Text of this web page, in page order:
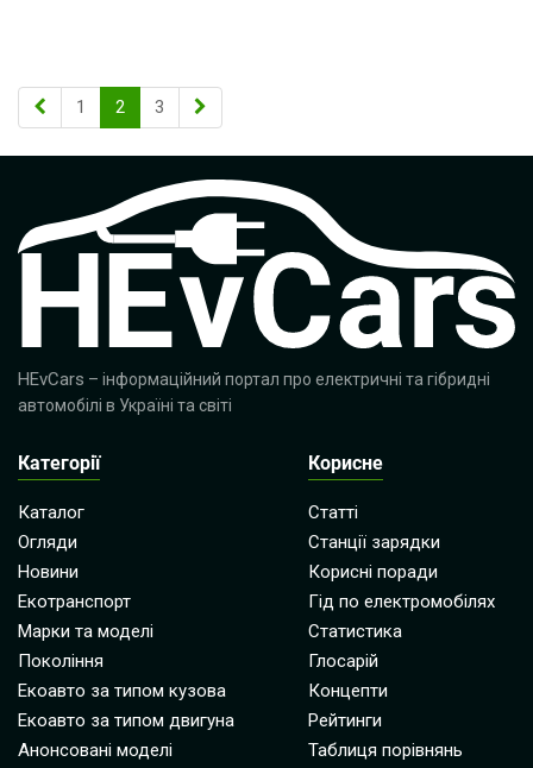
1 2 3
HEvCars – інформаційний портал про електричні та гібридні
автомобілі в Україні та світі
Категорії
Каталог
Огляди
Новини
Екотранспорт
Марки та моделі
Покоління
Екоавто за типом кузова
Екоавто за типом двигуна
Анонсовані моделі
Корисне
Статті
Станції зарядки
Корисні поради
Гід по електромобілях
Статистика
Глосарій
Концепти
Рейтинги
Таблиця порівнянь